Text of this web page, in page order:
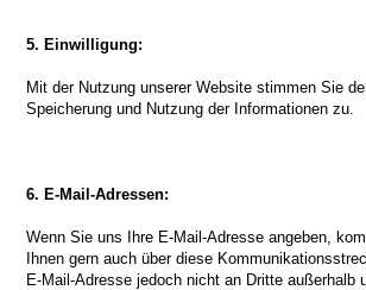
5. Einwilligung:
Mit der Nutzung unserer Website stimmen Sie
Speicherung und Nutzung der Informationen zu.
6. E-Mail-Adressen:
Wenn Sie uns Ihre E-Mail-Adresse angeben,
Ihnen gern auch über diese
E-Mail-Adresse jedoch nicht an Dritte außerhalb